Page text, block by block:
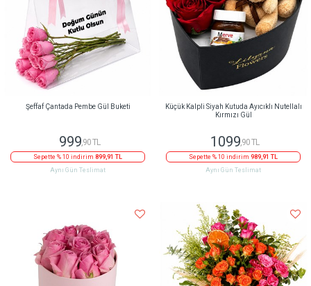
Şeffaf Çantada Pembe Gül Buketi
999,90 TL
Sepette % 10 indirim 899,91 TL
Aynı Gün Teslimat
Küçük Kalpli Siyah Kutuda Ayıcıklı Nutellalı
Kırmızı Gül
1099,90 TL
Sepette % 10 indirim 989,91 TL
Aynı Gün Teslimat